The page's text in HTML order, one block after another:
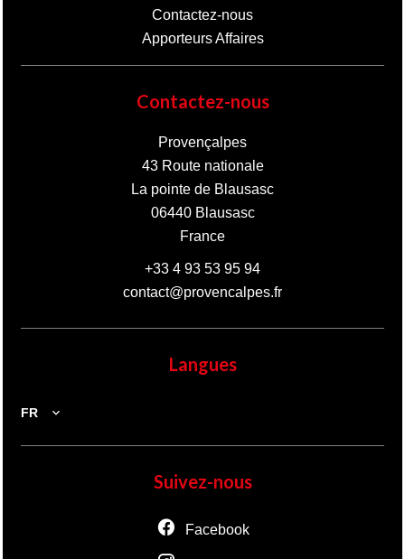
Contactez-nous
Apporteurs Affaires
Contactez-nous
Provençalpes
43 Route nationale
La pointe de Blausasc
06440Blausasc
France
+33 4 93 53 95 94
contact@provencalpes.fr
Langues
FR
Suivez-nous
Facebook